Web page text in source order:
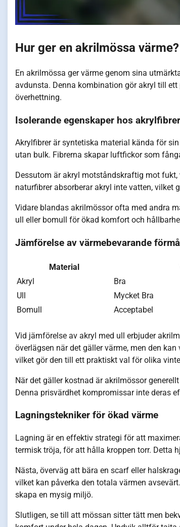
Hur ger en akrilmössa värme?
En akrilmössa ger värme genom sina
avdunsta. Denna kombination gör akryl till
överhettning.
Isolerande egenskaper hos akrylfibrer
Akrylfibrer är syntetiska material kända för
utan bulk. Fibrerna skapar luftfickor som
Dessutom är akryl motståndskraftig mot
naturfibrer absorberar akryl inte vatten, vilket
Vidare blandas akrilmössor ofta med andra
ull eller bomull för ökad komfort och
Jämförelse av värmebevarande
Material
Akryl
Bra
Ull
Mycket Bra
Bomull
Acceptabel
Vid jämförelse av akryl med ull erbjuder
överlägsen när det gäller värme, men den
vilket gör den till ett praktiskt val för olika
När det gäller kostnad är akrilmössor
Denna prisvärdhet kompromissar inte deras
Lagningstekniker för ökad värme
Lagning är en effektiv strategi för att
termisk tröja, för att hålla kroppen torr. Detta
Nästa, överväg att bära en scarf eller
vilket kan påverka den totala värmen
skapa en mysig miljö.
Slutligen, se till att mössan sitter tätt men